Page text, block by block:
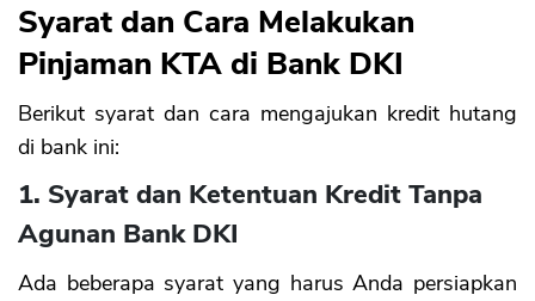
Syarat dan Cara Melakukan
Pinjaman KTA di Bank DKI
Berikut syarat dan cara mengajukan kredit hutang
di bank ini:
1. Syarat dan Ketentuan Kredit Tanpa
Agunan Bank DKI
Ada beberapa syarat yang harus Anda persiapkan